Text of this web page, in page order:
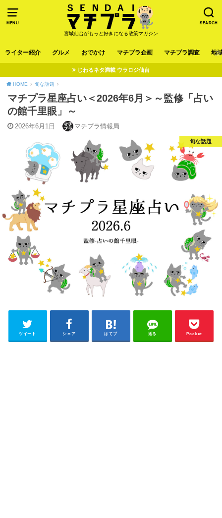
MENU SEARCH
宮城仙台がもっと好きになる散策マガジン
ライター紹介 グルメ おでかけ マチプラ企画 マチプラ調査 地
じわるネタ満載 ウラロジ仙台
HOME 旬な話題
マチプラ星座占い＜2026年6月＞～監修「占い
の館千里眼」～
2026年6月1日 マチプラ情報局
旬な話題
ツイート シェア はてブ 送る Pocket